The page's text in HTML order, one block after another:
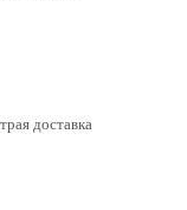
доставка